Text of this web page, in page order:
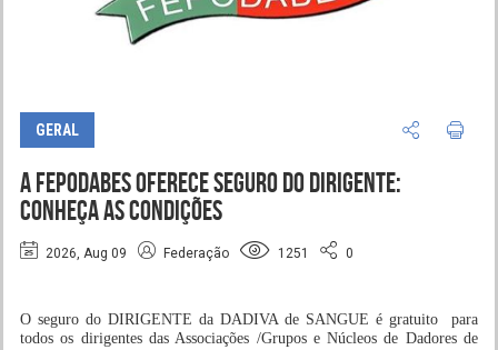
GERAL
A FEPODABES oferece Seguro do DIRIGENTE:
conheça as condições
2026, Aug 09 Federação 1251 0
O seguro do DIRIGENTE da DADIVA de SANGUE é gratuito para
todos os dirigentes das Associações /Grupos e Núcleos de Dadores de